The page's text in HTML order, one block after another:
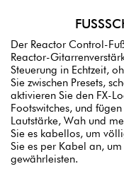
Der Reactor Control-
Reactor-
Steuerung in Echtzeit,
Sie zwischen Presets,
aktivieren Sie den FX-
Footswitches, und
Lautstärke, Wah und
Sie es kabellos, um
Sie es per Kabel an,
gewährleisten.